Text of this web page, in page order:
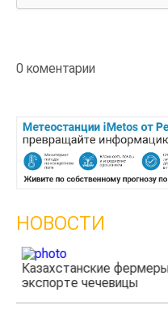
0 коментарии
НОВОСТИ
Казахстанские
экспорте чечевицы